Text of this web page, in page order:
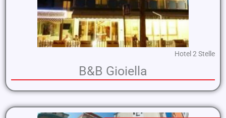
Hotel 2 Stelle
B&B Gioiella